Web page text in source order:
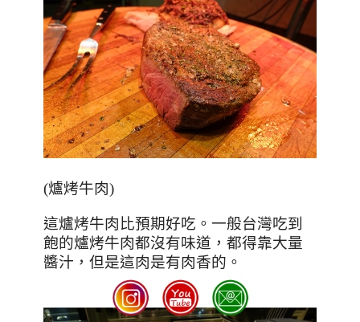
(爐烤牛肉)
這爐烤牛肉比預期好吃。一般台灣吃到
飽的爐烤牛肉都沒有味道，都得靠大量
醬汁，但是這肉是有肉香的。